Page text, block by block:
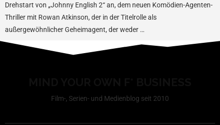
Drehstart von „Johnny English 2“ an, dem neuen Komödien-Agenten-
Thriller mit Rowan Atkinson, der in der Titelrolle als
außergewöhnlicher Geheimagent, der weder …
Film-, Serien- und Medienblog seit 2010